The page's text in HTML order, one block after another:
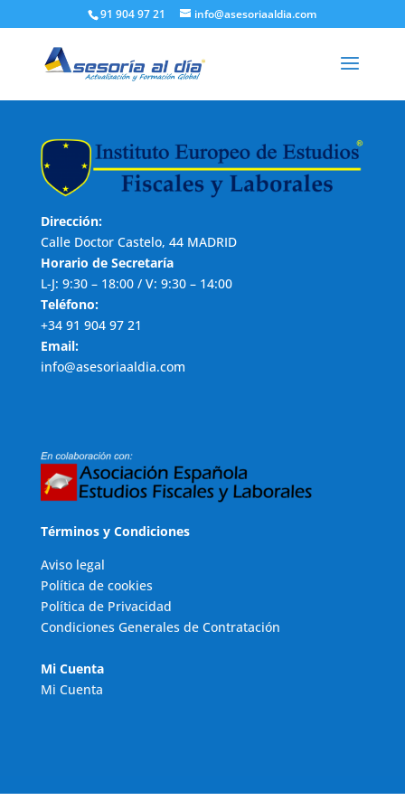
91 904 97 21 info@asesoriaaldia.com
Dirección:
Calle Doctor Castelo, 44 MADRID
Horario de Secretaría
L-J: 9:30 – 18:00 / V: 9:30 – 14:00
Teléfono:
+34 91 904 97 21
Email:
info@asesoriaaldia.com
Términos y Condiciones
Aviso legal
Política de cookies
Política de Privacidad
Condiciones Generales de Contratación
Mi Cuenta
Mi Cuenta